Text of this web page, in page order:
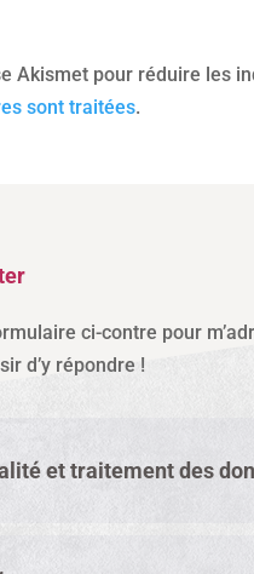
Akismet pour réduire les
sont traitées.
ci-contre pour
d’y répondre !
et traitement des